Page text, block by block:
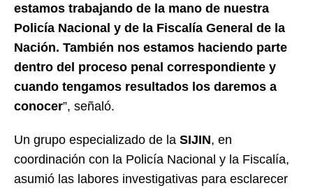
estamos trabajando de la mano de nuestra
Policía Nacional y de la Fiscalía General de la
Nación. También nos estamos haciendo parte
dentro del proceso penal correspondiente y
cuando tengamos resultados los daremos a
conocer”, señaló.
Un grupo especializado de la SIJIN, en
coordinación con la Policía Nacional y la Fiscalía,
asumió las labores investigativas para esclarecer